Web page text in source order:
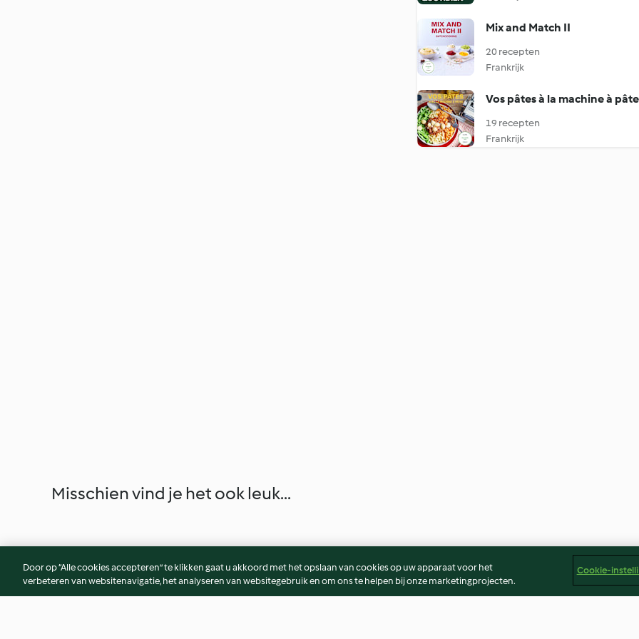
Mix and Match II
20 recepten
Frankrijk
Vos pâtes à la machine à
19 recepten
Frankrijk
Misschien vind je het ook leuk...
Door op “Alle cookies accepteren” te klikken gaat u akkoord met het opslaan van cookies op uw apparaat voor het
verbeteren van websitenavigatie, het analyseren van websitegebruik en om ons te helpen bij onze marketingprojecten.
Cookie-